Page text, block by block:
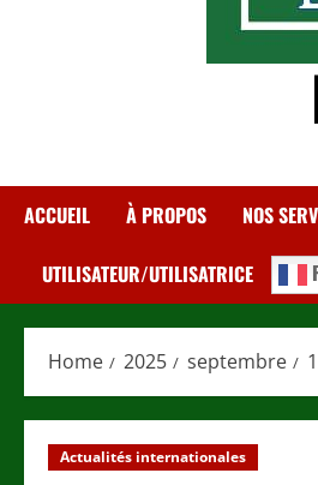
ACCUEIL À PROPOS NOS
UTILISATEUR/UTILISATRICE
Home 2025 septembre
Actualités internationales